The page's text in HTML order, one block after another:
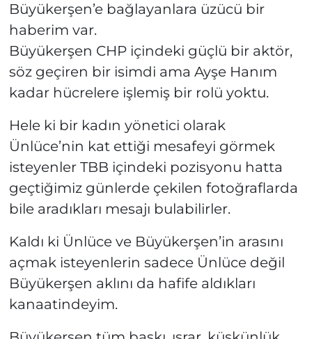
Büyükerşen’e bağlayanlara üzücü bir
haberim var.
Büyükerşen CHP içindeki güçlü bir aktör,
söz geçiren bir isimdi ama Ayşe Hanım
kadar hücrelere işlemiş bir rolü yoktu.
Hele ki bir kadın yönetici olarak
Ünlüce’nin kat ettiği mesafeyi görmek
isteyenler TBB içindeki pozisyonu hatta
geçtiğimiz günlerde çekilen fotoğraflarda
bile aradıkları mesajı bulabilirler.
Kaldı ki Ünlüce ve Büyükerşen’in arasını
açmak isteyenlerin sadece Ünlüce değil
Büyükerşen aklını da hafife aldıkları
kanaatindeyim.